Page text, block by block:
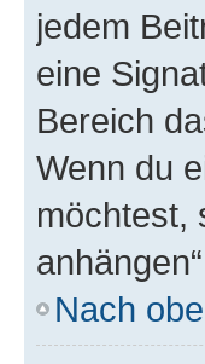
jedem
eine
Bereich
Wenn du
möchtest,
Nach